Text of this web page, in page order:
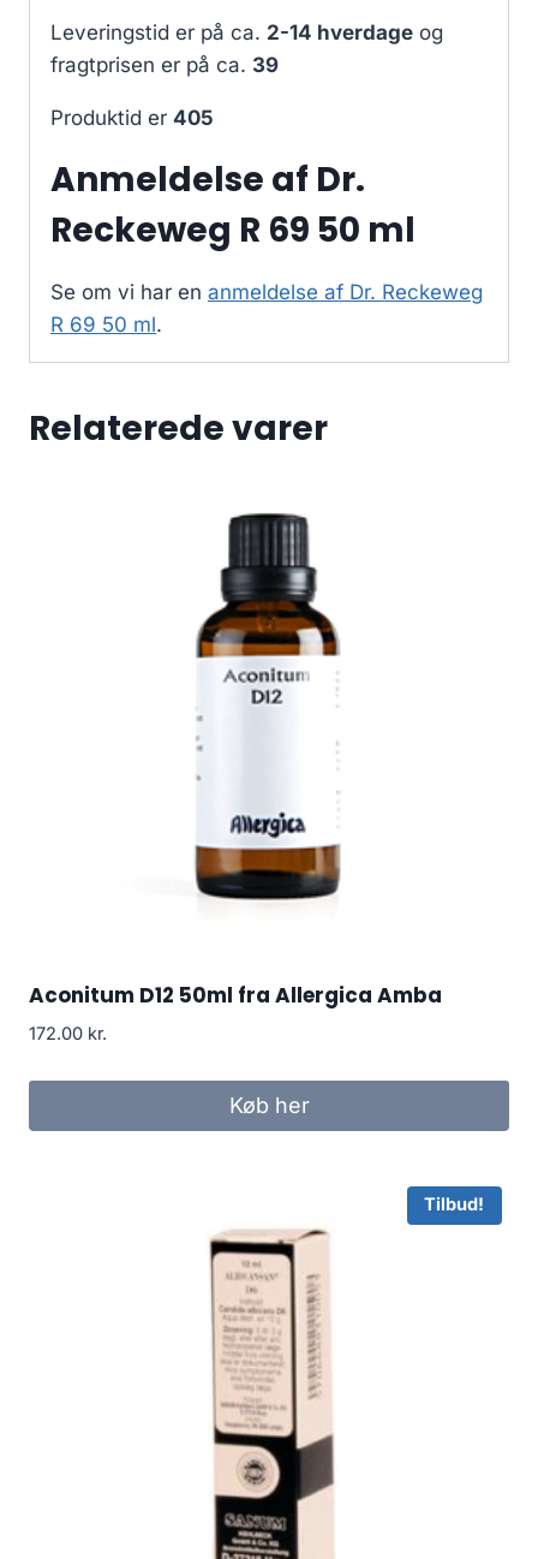
Leveringstid er på ca. 2-14 hverdage og
fragtprisen er på ca. 39
Produktid er 405
Anmeldelse af Dr.
Reckeweg R 69 50 ml
Se om vi har en anmeldelse af Dr. Reckeweg
R 69 50 ml.
Relaterede varer
Aconitum D12 50ml fra Allergica Amba
172.00 kr.
Køb her
Tilbud!